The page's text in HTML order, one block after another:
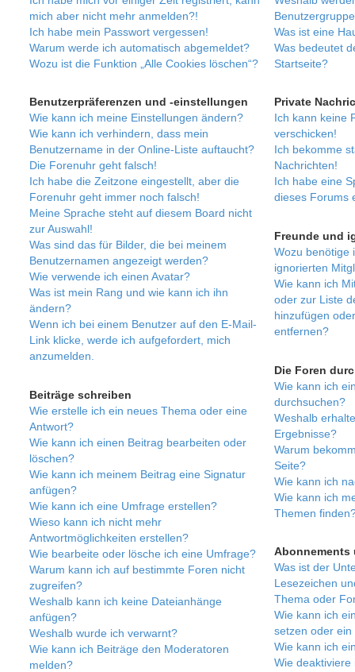
mich aber nicht mehr anmelden?!
Ich habe mein Passwort vergessen!
Warum werde ich automatisch abgemeldet?
Wozu ist die Funktion „Alle Cookies löschen“?
Benutzerpräferenzen und -einstellungen
Wie kann ich meine Einstellungen ändern?
Wie kann ich verhindern, dass mein
Benutzername in der Online-Liste auftaucht?
Die Forenuhr geht falsch!
Ich habe die Zeitzone eingestellt, aber die
Forenuhr geht immer noch falsch!
Meine Sprache steht auf diesem Board nicht
zur Auswahl!
Was sind das für Bilder, die bei meinem
Benutzernamen angezeigt werden?
Wie verwende ich einen Avatar?
Was ist mein Rang und wie kann ich ihn
ändern?
Wenn ich bei einem Benutzer auf den E-Mail-
Link klicke, werde ich aufgefordert, mich
anzumelden.
Beiträge schreiben
Wie erstelle ich ein neues Thema oder eine
Antwort?
Wie kann ich einen Beitrag bearbeiten oder
löschen?
Wie kann ich meinem Beitrag eine Signatur
anfügen?
Wie kann ich eine Umfrage erstellen?
Wieso kann ich nicht mehr
Antwortmöglichkeiten erstellen?
Wie bearbeite oder lösche ich eine Umfrage?
Warum kann ich auf bestimmte Foren nicht
zugreifen?
Weshalb kann ich keine Dateianhänge
anfügen?
Weshalb wurde ich verwarnt?
Wie kann ich Beiträge den Moderatoren
melden?
Was ist eine
Was bedeutet
Startseite?
Private
Ich kann keine
verschicken!
Ich bekomme
Nachrichten!
Ich habe eine
dieses Forums
Freunde und
Wozu benötige
ignorierten
Wie kann ich
oder zur Liste
hinzufügen
entfernen?
Die Foren
Wie kann ich
durchsuchen?
Weshalb
Ergebnisse?
Warum
Seite?
Wie kann ich
Wie kann ich
Themen
Abonnements
Was ist der
Lesezeichen
Thema oder
Wie kann ich
setzen oder
Wie kann ich
Wie deaktiviere